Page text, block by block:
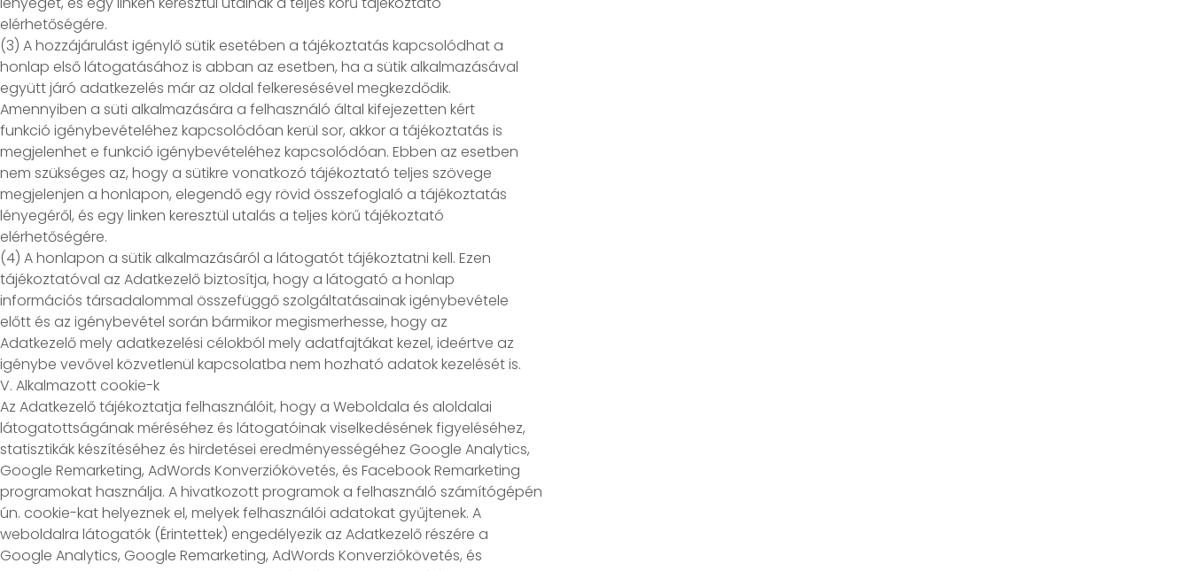
elérhetőségére.
(3) A hozzájárulást igénylő sütik esetében a tájékoztatás kapcsolódhat a
honlap első látogatásához is abban az esetben, ha a sütik alkalmazásával
együtt járó adatkezelés már az oldal felkeresésével megkezdődik.
Amennyiben a süti alkalmazására a felhasználó által kifejezetten kért
funkció igénybevételéhez kapcsolódóan kerül sor, akkor a tájékoztatás is
megjelenhet e funkció igénybevételéhez kapcsolódóan. Ebben az esetben
nem szükséges az, hogy a sütikre vonatkozó tájékoztató teljes szövege
megjelenjen a honlapon, elegendő egy rövid összefoglaló a tájékoztatás
lényegéről, és egy linken keresztül utalás a teljes körű tájékoztató
elérhetőségére.
(4) A honlapon a sütik alkalmazásáról a látogatót tájékoztatni kell. Ezen
tájékoztatóval az Adatkezelő biztosítja, hogy a látogató a honlap
információs társadalommal összefüggő szolgáltatásainak igénybevétele
előtt és az igénybevétel során bármikor megismerhesse, hogy az
Adatkezelő mely adatkezelési célokból mely adatfajtákat kezel, ideértve az
igénybe vevővel közvetlenül kapcsolatba nem hozható adatok kezelését is.
V. Alkalmazott cookie-k
Az Adatkezelő tájékoztatja felhasználóit, hogy a Weboldala és aloldalai
látogatottságának méréséhez és látogatóinak viselkedésének figyeléséhez,
statisztikák készítéséhez és hirdetései eredményességéhez Google Analytics,
Google Remarketing, AdWords Konverziókövetés, és Facebook Remarketing
programokat használja. A hivatkozott programok a felhasználó számítógépén
ún. cookie-kat helyeznek el, melyek felhasználói adatokat gyűjtenek. A
weboldalra látogatók (Érintettek) engedélyezik az Adatkezelő részére a
Google Analytics, Google Remarketing, AdWords Konverziókövetés, és